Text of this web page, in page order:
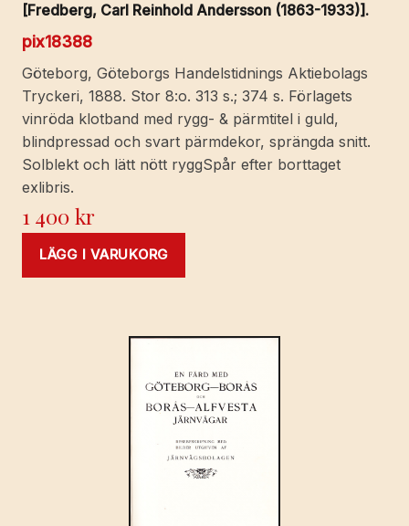
[Fredberg, Carl Reinhold Andersson (1863-1933)].
pix18388
Göteborg, Göteborgs Handelstidnings Aktiebolags
Tryckeri, 1888. Stor 8:o. 313 s.; 374 s. Förlagets
vinröda klotband med rygg- & pärmtitel i guld,
blindpressad och svart pärmdekor, sprängda snitt.
Solblekt och lätt nött ryggSpår efter borttaget
exlibris.
1 400kr
LÄGG I VARUKORG